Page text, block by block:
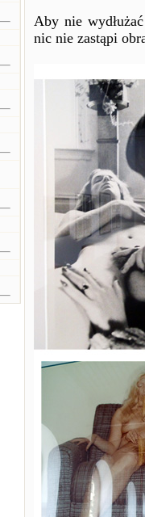
Aby nie
nic nie zastąpi